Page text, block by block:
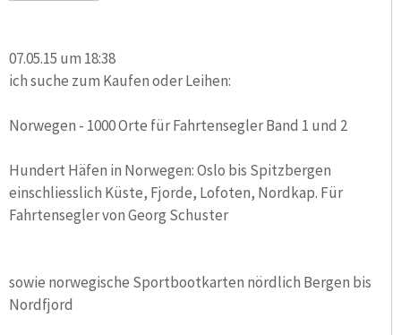
07.05.15 um 18:38
ich suche zum Kaufen oder Leihen:
Norwegen - 1000 Orte für Fahrtensegler Band 1 und 2
Hundert Häfen in Norwegen: Oslo bis Spitzbergen
einschliesslich Küste, Fjorde, Lofoten, Nordkap. Für
Fahrtensegler von Georg Schuster
sowie norwegische Sportbootkarten nördlich Bergen bis
Nordfjord